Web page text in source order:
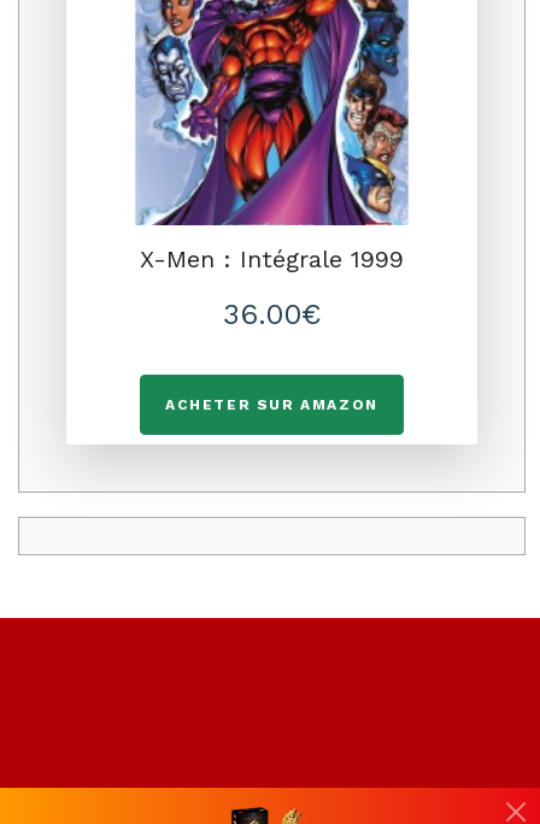
X-Men : Intégrale 1999
36.00€
ACHETER SUR AMAZON